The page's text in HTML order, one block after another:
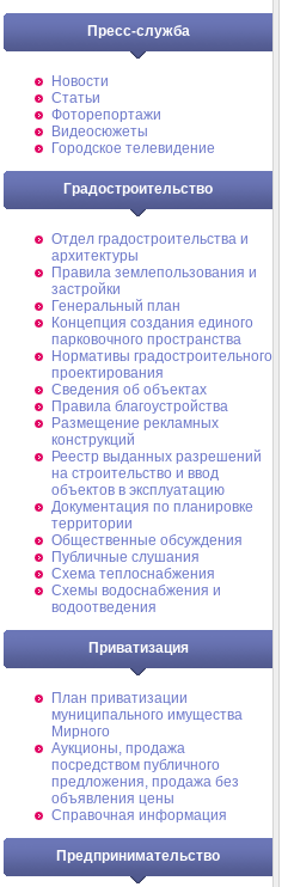
Пресс-служба
Новости
Статьи
Фоторепортажи
Видеосюжеты
Городское телевидение
Градостроительство
Отдел градостроительства и
архитектуры
Правила землепользования и
застройки
Генеральный план
Концепция создания единого
парковочного пространства
Нормативы градостроительного
проектирования
Сведения об объектах
Правила благоустройства
Размещение рекламных
конструкций
Реестр выданных разрешений
на строительство и ввод
объектов в эксплуатацию
Документация по планировке
территории
Общественные обсуждения
Публичные слушания
Схема теплоснабжения
Схемы водоснабжения и
водоотведения
Приватизация
План приватизации
муниципального имущества
Мирного
Аукционы, продажа
посредством публичного
предложения, продажа без
объявления цены
Справочная информация
Предпринимательство